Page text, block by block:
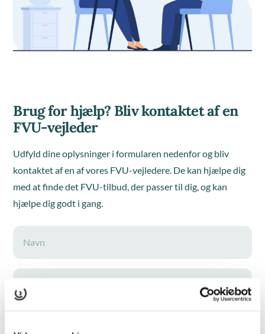
Brug for hjælp? Bliv kontaktet af en
FVU-vejleder
Udfyld dine oplysninger i formularen nedenfor og bliv
kontaktet af en af vores FVU-vejledere. De kan hjælpe dig
med at finde det FVU-tilbud, der passer til dig, og kan
hjælpe dig godt i gang.